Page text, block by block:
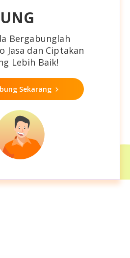
Bergabunglah
Jasa dan Ciptakan
Lebih Baik!
Sekarang